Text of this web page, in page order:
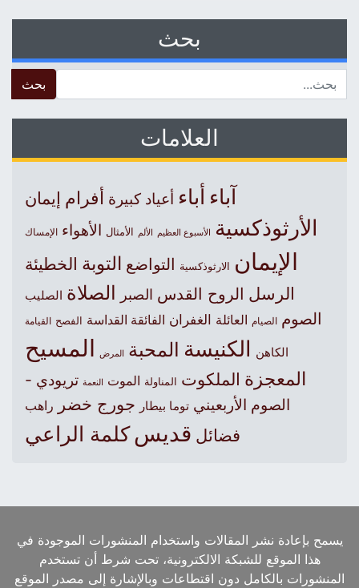
بحث
العلامات
آباءأباء أعياد كبيرة أفرام إيمان
الأرثوذكسية الأسبوع العظيم الألم الأمثال الأهواء الإمساك
الإيمان الارثوذكسية التواضع التوبة الخطيئة
الرسل الروح القدس الصبر الصلاة الصليب
الصوم الصيام العائلة الغفران الفائقة القداسة الفصح القيامة
الكاهن الكنيسةالمحبة المرض المسيح
المعجزة الملكوت المناولة الموت النعمة تريودي -
الصوم الأربعيني توما بيطار جورج خضر راهب
فضائل قديس كلمة الراعي
يسمح بإعادة نشر المقالات واستخدام المنشورات الموجودة في
هذا الموقع للشبكة الالكترونية، تحت شرط أن تستخدم
المنشورات بالكامل دون اقتطاعات وبالإشارة إلى مصدر الموقع